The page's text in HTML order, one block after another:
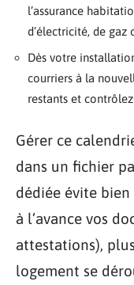
l’assurance
d’électricité, de gaz
Dès votre
courriers à la
restants et
Gérer ce
dans un fichier
dédiée évite
à l’avance vos
attestations),
logement se